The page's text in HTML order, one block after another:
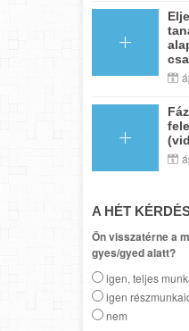
A HÉT
Ön visszatérne a
gyes/gyed alatt?
igen, teljes
igen
nem